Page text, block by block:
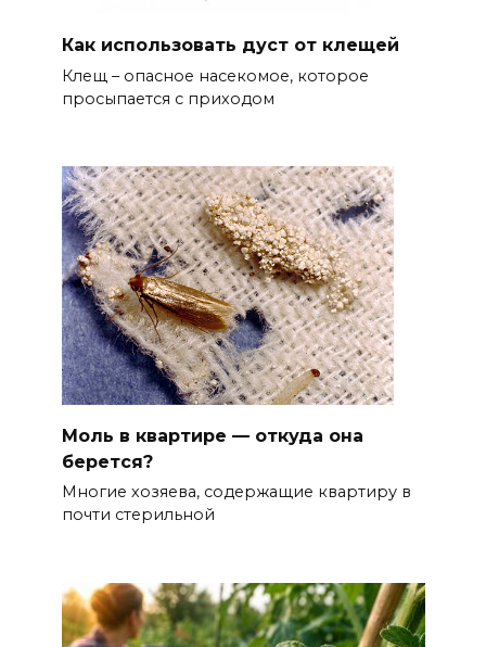
Как использовать дуст от клещей
Клещ – опасное насекомое, которое
просыпается с приходом
Моль в квартире — откуда она
берется?
Многие хозяева, содержащие квартиру в
почти стерильной